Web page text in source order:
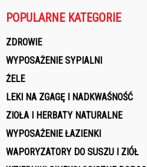
POPULARNE KATEGORIE
ZDROWIE
WYPOSAŻENIE SYPIALNI
ŻELE
LEKI NA ZGAGĘ I NADKWAŚNOŚĆ
ZIOŁA I HERBATY NATURALNE
WYPOSAŻENIE ŁAZIENKI
WAPORYZATORY DO SUSZU I ZIÓŁ